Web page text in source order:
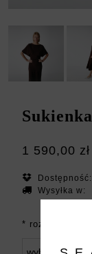
1 590,00 zł
Dostępność:
Wysyłka w:
* rozmiar: